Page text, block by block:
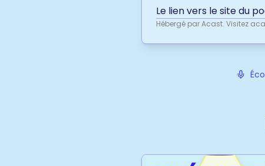
Le lien vers le site du
Hébergé par Acast. Visitez